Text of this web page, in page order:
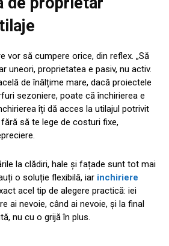
vor să cumpere orice, din reflex. „Să
uneori, proprietatea e pasiv, nu activ.
de înălțime mare, dacă proiectele
sezoniere, poate că închirierea e
îți dă acces la utilajul potrivit
să te lege de costuri fixe,
la clădiri, hale și fațade sunt tot mai
o soluție flexibilă, iar inchiriere
acel tip de alegere practică: iei
ai nevoie, când ai nevoie, și la final
nu cu o grijă în plus.